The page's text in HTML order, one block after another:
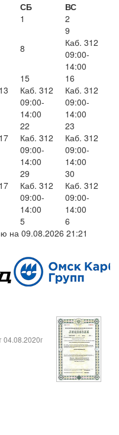
СБ
ВС
1 2
8
9
Каб. 312
09:00-
14:00
15
Каб. 312
09:00-
14:00
16
Каб. 312
09:00-
14:00
22
Каб. 312
09:00-
14:00
23
Каб. 312
09:00-
14:00
29
Каб. 312
09:00-
14:00
30
Каб. 312
09:00-
14:00
5
6
на 09.08.2026 21:21